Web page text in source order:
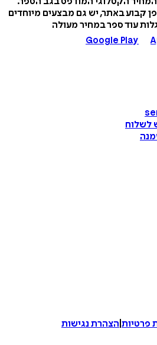
קבוע באתר, יש גם מבצעים מיוחדים
עוד ספר במחיר מעולה
Google Play
לשלוח
פרטיות הצהרת נגישות